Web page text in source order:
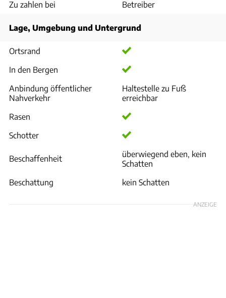
Zu zahlen bei Betreiber
Lage, Umgebung und Untergrund
Ortsrand
In den Bergen
Anbindung öffentlicher
Nahverkehr
Haltestelle zu Fuß
erreichbar
Rasen
Schotter
Beschaffenheit
überwiegend eben, kein
Schatten
Beschattung
kein Schatten
ANZEIGE